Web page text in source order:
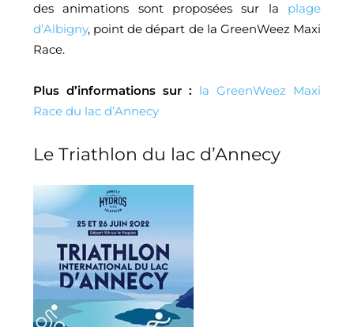
des animations sont proposées sur la plage
d’Albigny, point de départ de la GreenWeez Maxi
Race.
Plus d’informations sur : la GreenWeez Maxi
Race du lac d’Annecy
Le Triathlon du lac d’Annecy